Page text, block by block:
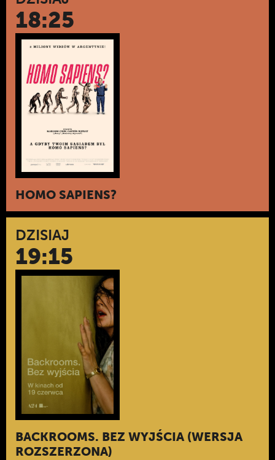
18:25
HOMO SAPIENS?
DZISIAJ
19:15
BACKROOMS. BEZ WYJŚCIA (WERSJA
ROZSZERZONA)